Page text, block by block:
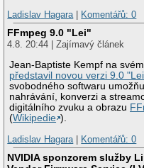
Ladislav Hagara
Komentářů: 0
FFmpeg 9.0 "Lei"
4.8. 20:44 | Zajímavý článek
Jean-Baptiste Kempf na
představil novou verzi 9.0
svobodného softwaru
nahrávání, konverzi a
digitálního zvuku a obrazu
(Wikipedie ).
Ladislav Hagara
Komentářů: 0
NVIDIA sponzorem služby